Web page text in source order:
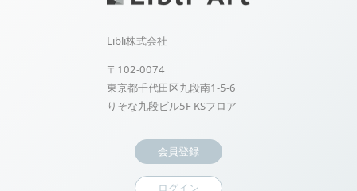
Libli株式会社
〒102-0074
東京都千代田区九段南1-5-6
りそな九段ビル5F KSフロア
会員登録
ログイン